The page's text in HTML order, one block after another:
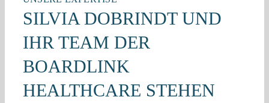
SILVIA DOBRINDT UND
IHR TEAM DER
BOARDLINK
HEALTHCARE STEHEN